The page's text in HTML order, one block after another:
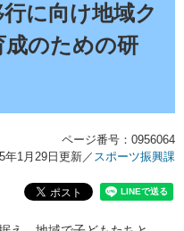
に向け地域ク
成のための研
ページ番号：0956064
年1月29日更新／ スポーツ振興課